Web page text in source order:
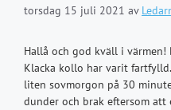
torsdag 15 juli 2021 av
Hallå och god kväll i värmen!
Klacka kollo har varit
liten sovmorgon på 30
dunder och brak eftersom att